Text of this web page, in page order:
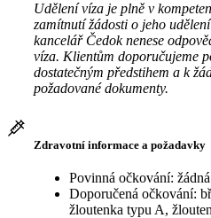
Udělení víza je plně v
zamítnutí žádosti o jeho
kancelář Čedok nenese
víza. Klientům doporučujeme
dostatečným předstihem a k
požadované dokumenty.
Zdravotní informace a požadavky
Povinná očkování: žádná
Doporučená očkování:
žloutenka typu A,